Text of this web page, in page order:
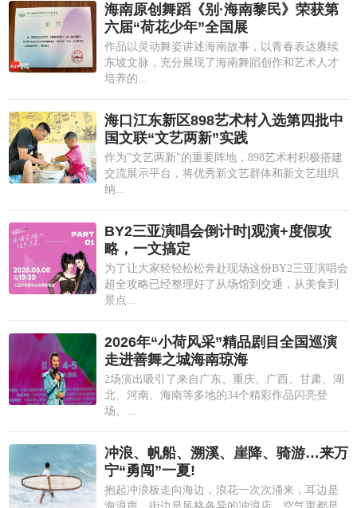
海南原创舞蹈《别·海南黎民》荣获第
六届“荷花少年”全国展
作品以灵动舞姿讲述海南故事，以青春表达赓续
东坡文脉，充分展现了海南舞蹈创作和艺术人才
培养的...
海口江东新区898艺术村入选第四批中
国文联“文艺两新”实践
作为"文艺两新"的重要阵地，898艺术村积极搭建
交流展示平台，将优秀新文艺群体和新文艺组织
纳...
BY2三亚演唱会倒计时|观演+度假攻
略，一文搞定
为了让大家轻轻松松奔赴现场这份BY2三亚演唱会
超全攻略已经整理好了从场馆到交通，从美食到
景点...
2026年“小荷风采”精品剧目全国巡演
走进善舞之城海南琼海
2场演出吸引了来自广东、重庆、广西、甘肃、湖
北、河南、海南等多地的34个精彩作品闪亮登
场。...
冲浪、帆船、溯溪、崖降、骑游…来万
宁“勇闯”一夏!
抱起冲浪板走向海边，浪花一次次涌来，耳边是